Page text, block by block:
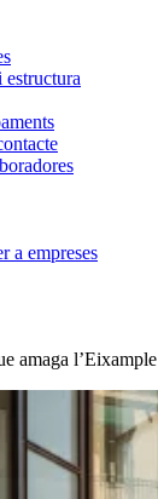
a empreses
amaga l’Eixample